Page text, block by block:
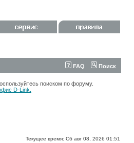
FAQ Поиск
поиском по форуму.
D-Link.
Текущее время: Сб авг 08, 2026 01:51